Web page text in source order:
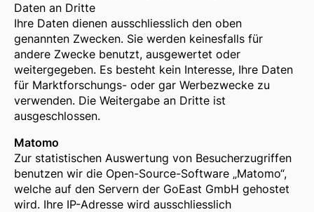
Daten an Dritte
Ihre Daten dienen ausschliesslich den oben
genannten Zwecken. Sie werden keinesfalls für
andere Zwecke benutzt, ausgewertet oder
weitergegeben. Es besteht kein Interesse, Ihre Daten
für Marktforschungs- oder gar Werbezwecke zu
verwenden. Die Weitergabe an Dritte ist
ausgeschlossen.
Matomo
Zur statistischen Auswertung von Besucherzugriffen
benutzen wir die Open-Source-Software „Matomo“,
welche auf den Servern der GoEast GmbH gehostet
wird. Ihre IP-Adresse wird ausschliesslich